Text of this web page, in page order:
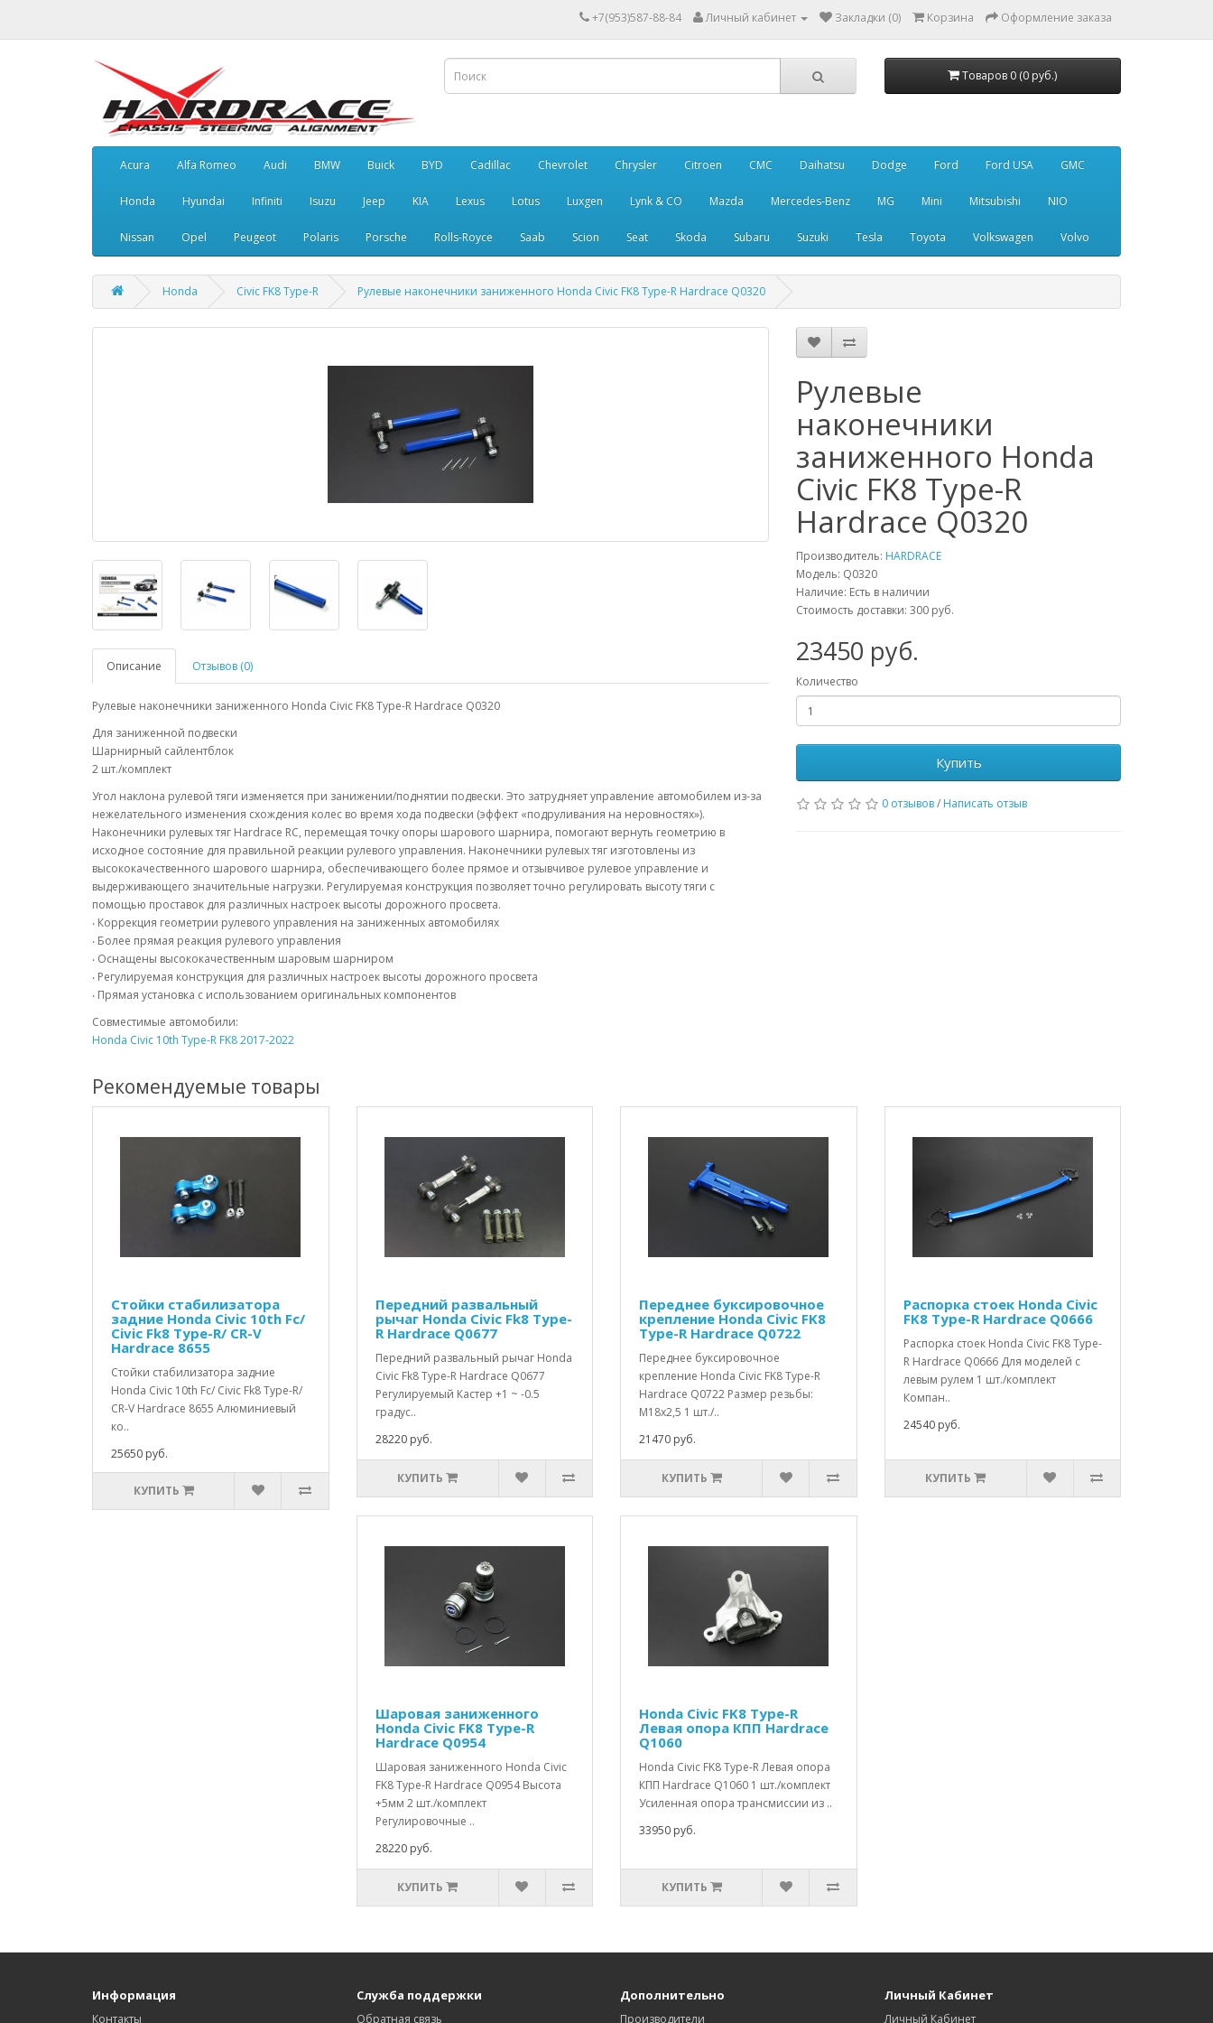
+7(953)587-88-84 Личный кабинет Закладки (0) Корзина Оформление заказа
Товаров 0 (0 руб.)
Acura Alfa Romeo Audi BMW Buick BYD Cadillac Chevrolet Chrysler Citroen CMC Daihatsu Dodge Ford Ford USA GMC
Honda Hyundai Infiniti Isuzu Jeep KIA Lexus Lotus Luxgen Lynk & CO Mazda Mercedes-Benz MG Mini Mitsubishi NIO
Nissan Opel Peugeot Polaris Porsche Rolls-Royce Saab Scion Seat Skoda Subaru Suzuki Tesla Toyota Volkswagen Volvo
Honda Civic FK8 Type-R Рулевые наконечники заниженного Honda Civic FK8 Type-R Hardrace Q0320
Описание Отзывов (0)
Рулевые наконечники заниженного Honda Civic FK8 Type-R Hardrace Q0320
Для заниженной подвески
Шарнирный сайлентблок
2 шт./комплект
Угол наклона рулевой тяги изменяется при занижении/поднятии подвески. Это затрудняет управление автомобилем из-за
нежелательного изменения схождения колес во время хода подвески (эффект «подруливания на неровностях»).
Наконечники рулевых тяг Hardrace RC, перемещая точку опоры шарового шарнира, помогают вернуть геометрию в
исходное состояние для правильной реакции рулевого управления. Наконечники рулевых тяг изготовлены из
высококачественного шарового шарнира, обеспечивающего более прямое и отзывчивое рулевое управление и
выдерживающего значительные нагрузки. Регулируемая конструкция позволяет точно регулировать высоту тяги с
помощью проставок для различных настроек высоты дорожного просвета.
‧ Коррекция геометрии рулевого управления на заниженных автомобилях
‧ Более прямая реакция рулевого управления
‧ Оснащены высококачественным шаровым шарниром
‧ Регулируемая конструкция для различных настроек высоты дорожного просвета
‧ Прямая установка с использованием оригинальных компонентов
Совместимые автомобили:
Honda Civic 10th Type-R FK8 2017-2022
Рулевые
наконечники
заниженного Honda
Civic FK8 Type-R
Hardrace Q0320
Производитель: HARDRACE
Модель: Q0320
Наличие: Есть в наличии
Стоимость доставки: 300 руб.
23450 руб.
Количество
Купить
0 отзывов/ Написать отзыв
Рекомендуемые товары
Стойки стабилизатора
задние Honda Civic 10th Fc/
Civic Fk8 Type-R/ CR-V
Hardrace 8655
Стойки стабилизатора задние
Honda Civic 10th Fc/ Civic Fk8 Type-R/
CR-V Hardrace 8655 Алюминиевый
ко..
25650 руб.
КУПИТЬ
Передний развальный
рычаг Honda Civic Fk8 Type-
R Hardrace Q0677
Передний развальный рычаг Honda
Civic Fk8 Type-R Hardrace Q0677
Регулируемый Кастер +1 ~ -0.5
градус..
28220 руб.
КУПИТЬ
Переднее буксировочное
крепление Honda Civic FK8
Type-R Hardrace Q0722
Переднее буксировочное
крепление Honda Civic FK8 Type-R
Hardrace Q0722 Размер резьбы:
М18х2,5 1 шт./..
21470 руб.
КУПИТЬ
Распорка стоек Honda Civic
FK8 Type-R Hardrace Q0666
Распорка стоек Honda Civic FK8 Type-
R Hardrace Q0666 Для моделей с
левым рулем 1 шт./комплект
Компан..
24540 руб.
КУПИТЬ
Шаровая заниженного
Honda Civic FK8 Type-R
Hardrace Q0954
Шаровая заниженного Honda Civic
FK8 Type-R Hardrace Q0954 Высота
+5мм 2 шт./комплект
Регулировочные ..
28220 руб.
КУПИТЬ
Honda Civic FK8 Type-R
Левая опора КПП Hardrace
Q1060
Honda Civic FK8 Type-R Левая опора
КПП Hardrace Q1060 1 шт./комплект
Усиленная опора трансмиссии из ..
33950 руб.
КУПИТЬ
Информация
Контакты
Служба поддержки
Обратная связь
Дополнительно
Производители
Личный Кабинет
Личный Кабинет